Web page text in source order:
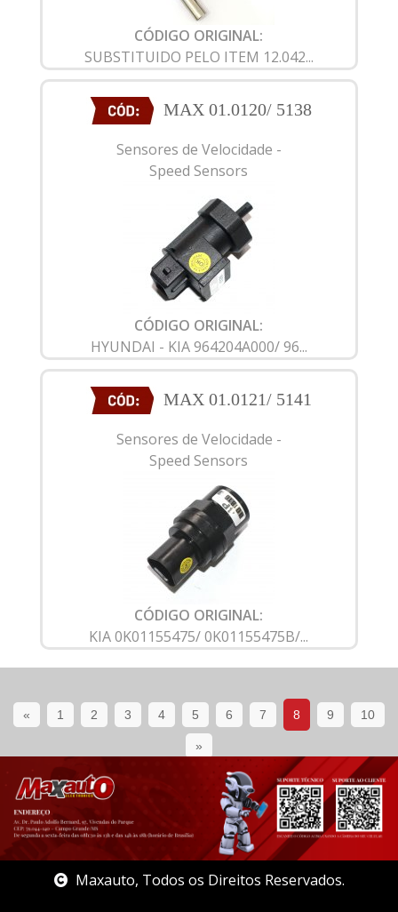
CÓDIGO ORIGINAL:
SUBSTITUIDO PELO ITEM 12.042...
MAX 01.0120/ 5138
Sensores de Velocidade -
Speed Sensors
CÓDIGO ORIGINAL:
HYUNDAI - KIA 964204A000/ 96...
MAX 01.0121/ 5141
Sensores de Velocidade -
Speed Sensors
CÓDIGO ORIGINAL:
KIA 0K01155475/ 0K01155475B/...
« 1 2 3 4 5 6 7 8 9 10
»
Maxauto, Todos os Direitos Reservados.